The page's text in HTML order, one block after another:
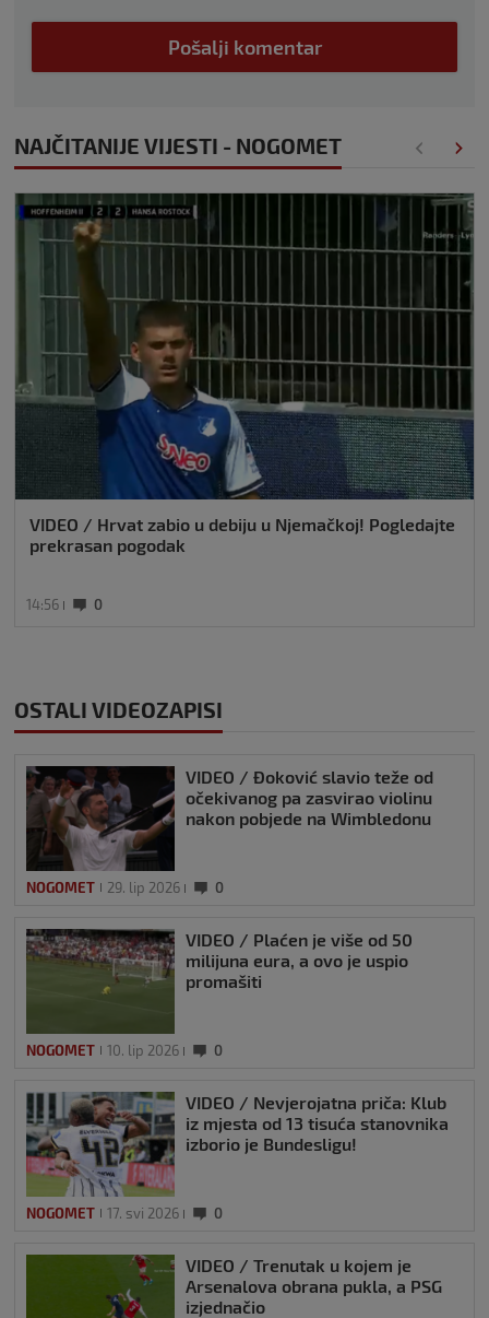
Pošalji komentar
NAJČITANIJE VIJESTI - NOGOMET
VIDEO / Hrvat zabio u debiju u Njemačkoj! Pogledajte
prekrasan pogodak
14:56 0
OSTALI VIDEOZAPISI
VIDEO / Đoković slavio teže od
očekivanog pa zasvirao violinu
nakon pobjede na Wimbledonu
NOGOMET 29. lip 2026 0
VIDEO / Plaćen je više od 50
milijuna eura, a ovo je uspio
promašiti
NOGOMET 10. lip 2026 0
VIDEO / Nevjerojatna priča: Klub
iz mjesta od 13 tisuća stanovnika
izborio je Bundesligu!
NOGOMET 17. svi 2026 0
VIDEO / Trenutak u kojem je
Arsenalova obrana pukla, a PSG
izjednačio